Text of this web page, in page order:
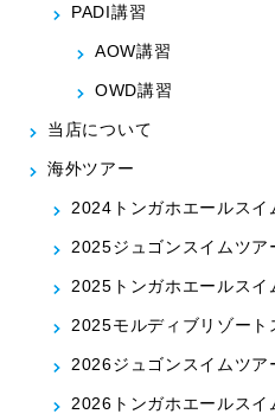
PADI講習
AOW講習
OWD講習
当店について
海外ツアー
2024トンガホエールスイ
2025ジュゴンスイムツア
2025トンガホエールスイ
2025モルディブリゾート
2026ジュゴンスイムツア
2026トンガホエールスイ